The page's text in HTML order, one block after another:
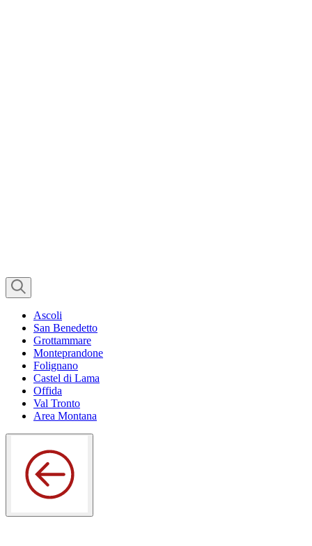
Ascoli
San Benedetto
Grottammare
Monteprandone
Folignano
Castel di Lama
Offida
Val Tronto
Area Montana